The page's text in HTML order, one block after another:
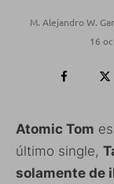
M. Alejandro W.
16
Atomic Tom
último single,
solamente de